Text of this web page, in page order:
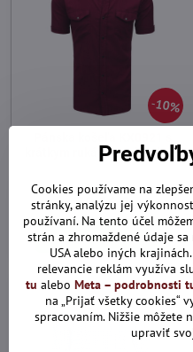
10%
krátkym rukávom – bordová
Skladom
30,36 €
Pridať do košíka
Cookies používame na
stránky, analýzu jej
používaní. Na tento účel
strán a zhromaždené údaje
USA alebo iných
relevancie reklám využíva
tu alebo Meta – podrobnosti
na „Prijať všetky cookies“
spracovaním. Nižšie môžete
upraviť